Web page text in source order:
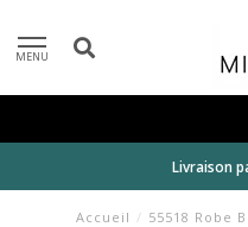
MENU
Livraison
Accueil / 55518 Robe